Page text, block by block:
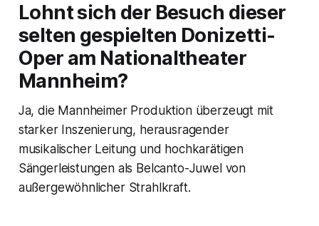
Lohnt sich der Besuch dieser
selten gespielten Donizetti-
Oper am Nationaltheater
Mannheim?
Ja, die Mannheimer Produktion überzeugt mit
starker Inszenierung, herausragender
musikalischer Leitung und hochkarätigen
Sängerleistungen als Belcanto-Juwel von
außergewöhnlicher Strahlkraft.